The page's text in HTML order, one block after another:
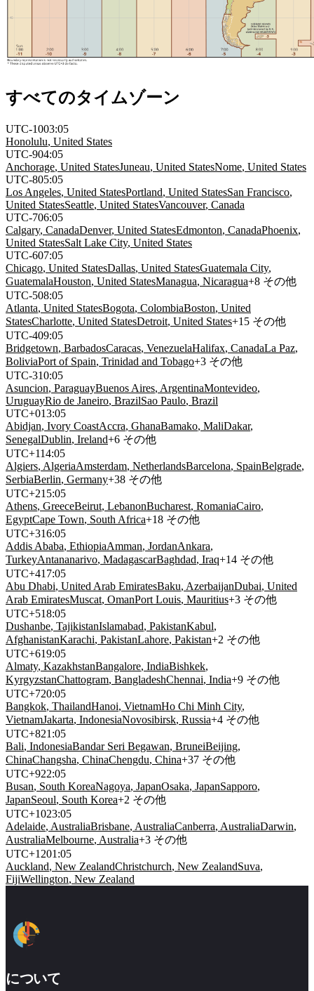
すべてのタイムゾーン
UTC-1003:05
Honolulu, United States
UTC-904:05
Anchorage, United StatesJuneau, United StatesNome, United States
UTC-805:05
Los Angeles, United StatesPortland, United StatesSan Francisco,
United StatesSeattle, United StatesVancouver, Canada
UTC-706:05
Calgary, CanadaDenver, United StatesEdmonton, CanadaPhoenix,
United StatesSalt Lake City, United States
UTC-607:05
Chicago, United StatesDallas, United StatesGuatemala City,
GuatemalaHouston, United StatesManagua, Nicaragua+8 その他
UTC-508:05
Atlanta, United StatesBogota, ColombiaBoston, United
StatesCharlotte, United StatesDetroit, United States+15 その他
UTC-409:05
Bridgetown, BarbadosCaracas, VenezuelaHalifax, CanadaLa Paz,
BoliviaPort of Spain, Trinidad and Tobago+3 その他
UTC-310:05
Asuncion, ParaguayBuenos Aires, ArgentinaMontevideo,
UruguayRio de Janeiro, BrazilSao Paulo, Brazil
UTC+013:05
Abidjan, Ivory CoastAccra, GhanaBamako, MaliDakar,
SenegalDublin, Ireland+6 その他
UTC+114:05
Algiers, AlgeriaAmsterdam, NetherlandsBarcelona, SpainBelgrade,
SerbiaBerlin, Germany+38 その他
UTC+215:05
Athens, GreeceBeirut, LebanonBucharest, RomaniaCairo,
EgyptCape Town, South Africa+18 その他
UTC+316:05
Addis Ababa, EthiopiaAmman, JordanAnkara,
TurkeyAntananarivo, MadagascarBaghdad, Iraq+14 その他
UTC+417:05
Abu Dhabi, United Arab EmiratesBaku, AzerbaijanDubai, United
Arab EmiratesMuscat, OmanPort Louis, Mauritius+3 その他
UTC+518:05
Dushanbe, TajikistanIslamabad, PakistanKabul,
AfghanistanKarachi, PakistanLahore, Pakistan+2 その他
UTC+619:05
Almaty, KazakhstanBangalore, IndiaBishkek,
KyrgyzstanChattogram, BangladeshChennai, India+9 その他
UTC+720:05
Bangkok, ThailandHanoi, VietnamHo Chi Minh City,
VietnamJakarta, IndonesiaNovosibirsk, Russia+4 その他
UTC+821 :05
Bali, IndonesiaBandar Seri Begawan, BruneiBeijing,
ChinaChangsha, ChinaChengdu, China+37 その他
UTC+922:05
Busan, South KoreaNagoya, JapanOsaka, JapanSapporo,
JapanSeoul, South Korea+2 その他
UTC+1023:05
Adelaide, AustraliaBrisbane, AustraliaCanberra, AustraliaDarwin,
AustraliaMelbourne, Australia+3 その他
UTC+1201 :05
Auckland, New ZealandChristchurch, New ZealandSuva,
FijiWellington, New Zealand
について